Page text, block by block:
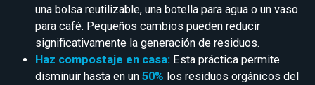
una bolsa reutilizable, una botella para agua o un vaso
para café. Pequeños cambios pueden reducir
significativamente la generación de residuos.
Haz compostaje en casa: Esta práctica permite
disminuir hasta en un 50% los residuos orgánicos del